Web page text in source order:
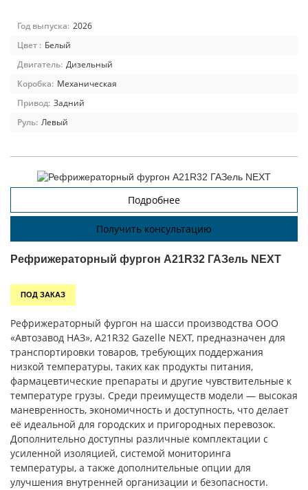
Год выпуска: 2026
Цвет : Белый
Двигатель: Дизельный
Коробка: Механическая
Привод: Задний
Руль: Левый
Подробнее
Получить консультацию
Рефрижераторный фургон А21R32 ГАЗель NEXT
ПОД ЗАКАЗ
Рефрижераторный фургон на шасси производства ООО
«Автозавод НАЗ», A21R32 Gazelle NEXT, предназначен для
транспортировки товаров, требующих поддержания
низкой температуры, таких как продукты питания,
фармацевтические препараты и другие чувствительные к
температуре грузы. Среди преимуществ модели — высокая
маневренность, экономичность и доступность, что делает
её идеальной для городских и пригородных перевозок.
Дополнительно доступны различные комплектации с
усиленной изоляцией, системой мониторинга
температуры, а также дополнительные опции для
улучшения внутренней организации и безопасности.